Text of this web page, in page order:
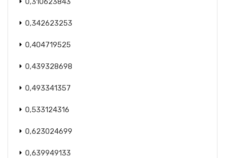
0,342623253
0,404719525
0,439328698
0,493341357
0,533124316
0,623024699
0,639949133